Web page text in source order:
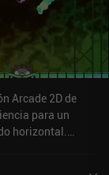
Arcade 2D de
para un
horizontal.